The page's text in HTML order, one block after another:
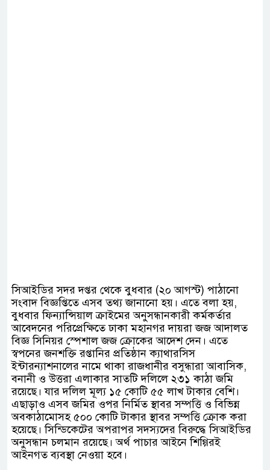
সিআইডির সদর দপ্তর থেকে বুধবার (২০ আগস্ট) পাঠানো
সংবাদ বিজ্ঞপ্তিতে এসব তথ্য জানানো হয়। এতে বলা হয়,
বুধবার ফিন্যান্সিয়াল ক্রাইমের অনুসন্ধানকারী কর্মকর্তার
আবেদনের পরিপ্রেক্ষিতে ঢাকা মহানগর দায়রা জজ আদালত
বিজ্ঞ সিনিয়র স্পেশাল জজ ক্রোকের আদেশ দেন। এতে
স্বপনের জনশক্তি রপ্তানির প্রতিষ্ঠান ক্যাথারসিস
ইন্টারন্যাশনালের নামে থাকা রাজধানীর বসুন্ধারা আবাসিক,
বনানী ও উত্তরা এলাকার সাতটি দলিলে ২৩১ কাঠা জমি
রয়েছে। যার দলিল মূল্য ১৫ কোটি ৫৫ লাখ টাকার বেশি।
এছাড়াও এসব জমির ওপর নির্মিত স্থাবর সম্পত্তি ও বিভিন্ন
অবকাঠামোসহ ৫০০ কোটি টাকার স্থাবর সম্পত্তি ক্রোক করা
হয়েছে। সিন্ডিকেটের অপরাপর সদস্যদের বিরুদ্ধে সিআইডির
অনুসন্ধান চলমান রয়েছে। অর্থ পাচার আইনে শিগ্গিরই
আইনগত ব্যবস্থা নেওয়া হবে।